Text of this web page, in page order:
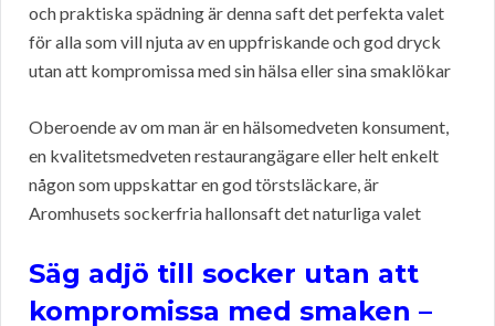
och praktiska spädning är denna saft det perfekta valet
för alla som vill njuta av en uppfriskande och god dryck
utan att kompromissa med sin hälsa eller sina smaklökar
Oberoende av om man är en hälsomedveten konsument,
en kvalitetsmedveten restaurangägare eller helt enkelt
någon som uppskattar en god törstsläckare, är
Aromhusets sockerfria hallonsaft det naturliga valet
Säg adjö till socker utan att
kompromissa med smaken –